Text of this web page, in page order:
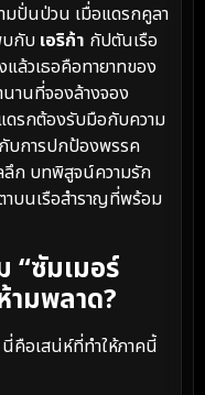
มปั่นป่วน เมื่อแดรกคูลา
บกับ เอริก้า กัปตันเรือ
แล้วเธอคือทายาทของ
านที่จองล้างจอง
รกต้องรับมือกับความ
บการปกป้องพรรค
ลึก บทพิสูจน์ความรัก
าบนเรือสำราญที่พร้อม
“ซัมเมอร์
ามพลาด?
คือเสน่ห์ที่ทำให้ภาคนี้